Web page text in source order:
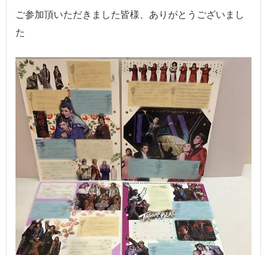
ご参加頂いただきました皆様、ありがとうございまし
た